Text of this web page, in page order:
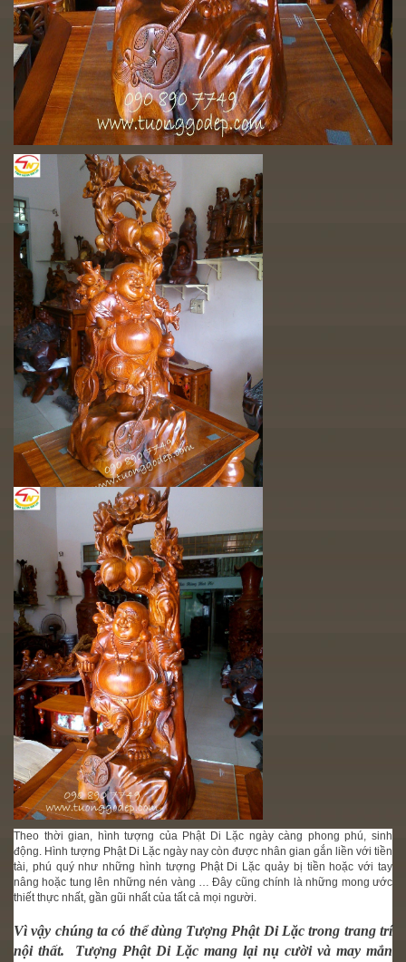
Theo thời gian, hình tượng của Phật Di Lặc ngày càng phong phú, sinh
động. Hình tượng Phật Di Lặc ngày nay còn được nhân gian gắn liền với tiền
tài, phú quý như những hình tượng Phật Di Lặc quảy bị tiền hoặc với tay
nâng hoặc tung lên những nén vàng … Đây cũng chính là những mong ước
thiết thực nhất, gần gũi nhất của tất cả mọi người.
Vì vậy chúng ta có thể dùng Tượng Phật Di Lặc trong trang trí
nội thất. Tượng Phật Di Lặc mang lại nụ cười và may mắn